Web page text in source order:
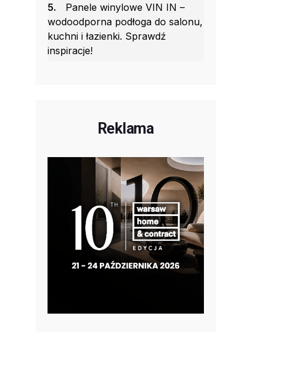
5.
Panele winylowe VIN IN –
wodoodporna podłoga do salonu,
kuchni i łazienki. Sprawdź
inspiracje!
Reklama